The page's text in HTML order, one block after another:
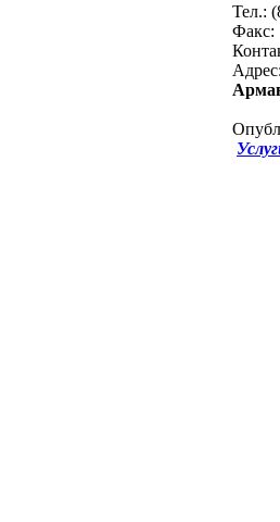
Тел.:
Факс:
Адрес: